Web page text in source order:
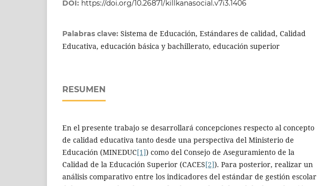
DOI: https://doi.org/10.26871/killkanasocial.v7i3.1406
Palabras clave: Sistema de Educación, Estándares de calidad, Calidad
Educativa, educación básica y bachillerato, educación superior
RESUMEN
En el presente trabajo se desarrollará concepciones respecto al concepto
de calidad educativa tanto desde una perspectiva del Ministerio de
Educación (MINEDUC[1]) como del Consejo de Aseguramiento de la
Calidad de la Educación Superior (CACES[2]). Para posterior, realizar un
análisis comparativo entre los indicadores del estándar de gestión escolar